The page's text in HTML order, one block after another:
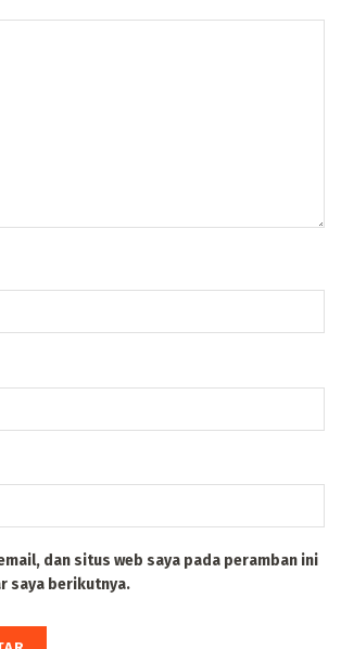
dan situs web saya pada peramban ini
saya berikutnya.